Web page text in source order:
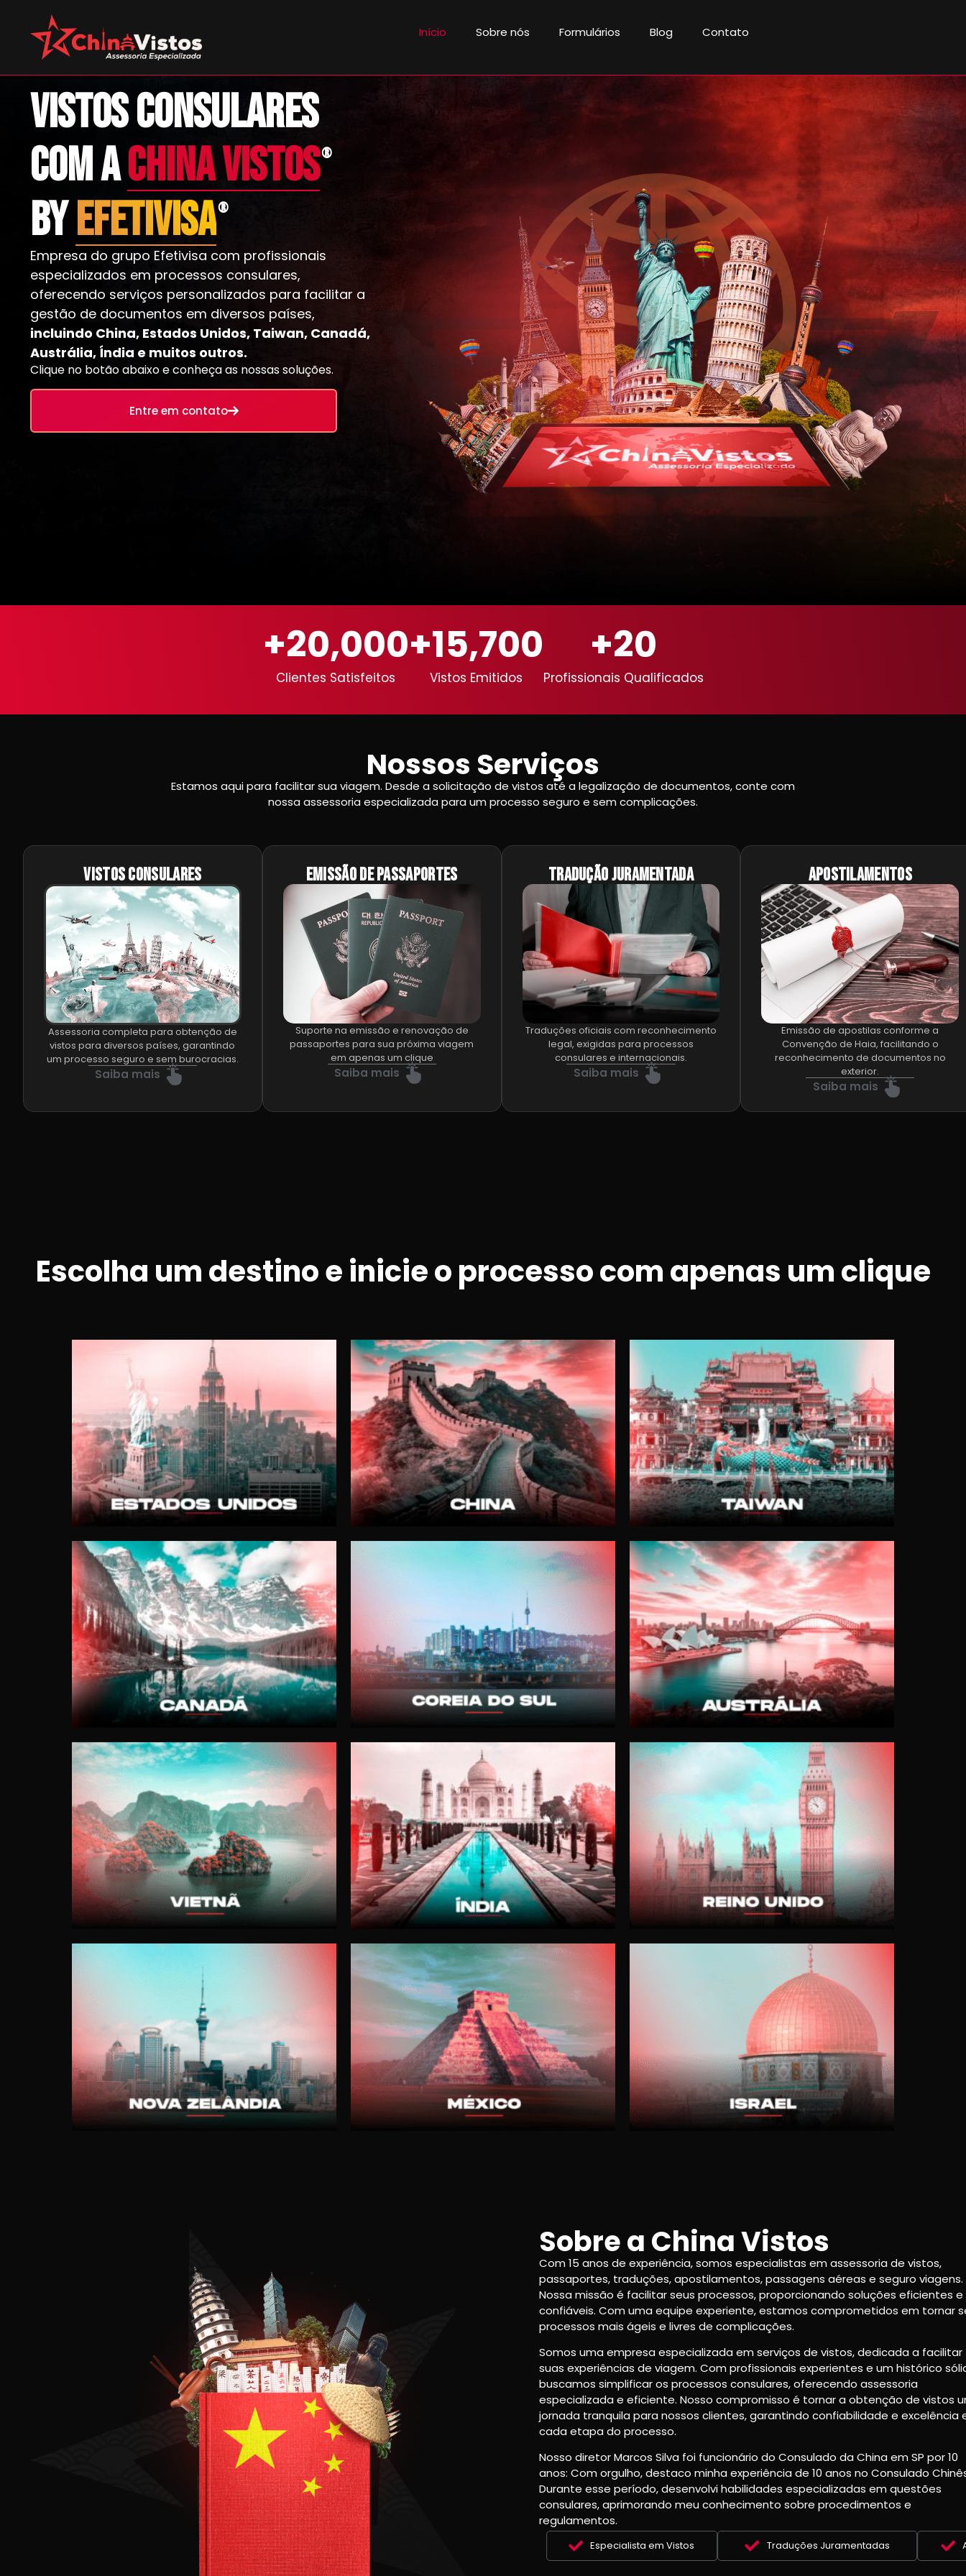
Início Sobre nós Formulários Blog Contato
VISTOS CONSULARES
com aChina Vistos®
ByEfetivisa®
Empresa do grupo Efetivisa com profissionais
especializados em processos consulares,
oferecendo serviços personalizados para facilitar a
gestão de documentos em diversos países,
incluindo China, Estados Unidos, Taiwan, Canadá,
Austrália, Índia e muitos outros.
Clique no botão abaixo e conheça as nossas soluções.
Entre em contato
Clientes Satisfeitos
+20,000
Vistos Emitidos
+15,700
Profissionais Qualificados
+20
Nossos Serviços
Estamos aqui para facilitar sua viagem. Desde a solicitação de vistos até a legalização de documentos, conte com
nossa assessoria especializada para um processo seguro e sem complicações.
Vistos consulares
Assessoria completa para obtenção de
vistos para diversos países, garantindo
um processo seguro e sem burocracias.
Saiba mais
Emissão de Passaportes
Suporte na emissão e renovação de
passaportes para sua próxima viagem
em apenas um clique
Saiba mais
Tradução Juramentada
Traduções oficiais com reconhecimento
legal, exigidas para processos
consulares e internacionais.
Saiba mais
Apostilamentos
Emissão de apostilas conforme a
Convenção de Haia, facilitando o
reconhecimento de documentos no
exterior.
Saiba mais
Escolha um destino e inicie o processo com apenas um clique
Sobre a China Vistos
Com 15 anos de experiência, somos especialistas em assessoria de vistos,
passaportes, traduções, apostilamentos, passagens aéreas e seguro viagens.
Nossa missão é facilitar seus processos, proporcionando soluções eficientes e
confiáveis. Com uma equipe experiente, estamos comprometidos em tornar
processos mais ágeis e livres de complicações.
Somos uma empresa especializada em serviços de vistos, dedicada a facilitar
suas experiências de viagem. Com profissionais experientes e um histórico
buscamos simplificar os processos consulares, oferecendo assessoria
especializada e eficiente. Nosso compromisso é tornar a obtenção de vistos
jornada tranquila para nossos clientes, garantindo confiabilidade e excelência
cada etapa do processo.
Nosso diretor Marcos Silva foi funcionário do Consulado da China em SP por 10
anos: Com orgulho, destaco minha experiência de 10 anos no Consulado
Durante esse período, desenvolvi habilidades especializadas em questões
consulares, aprimorando meu conhecimento sobre procedimentos e
regulamentos.
Especialista em Vistos Traduções Juramentadas